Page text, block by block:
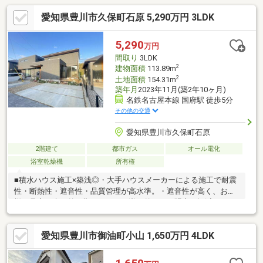
愛知県豊川市久保町石原 5,290万円 3LDK
5,290万円
間取り 3LDK
建物面積113.89m2
土地面積154.31m2
築年月 2023年11月(築2年10ヶ月)
名鉄名古屋本線 国府駅 徒歩5分
その他の交通
愛知県豊川市久保町石原
2階建て 都市ガス
オール電化
浴室乾燥機
所有権
■積水ハウス施工×築浅◎・大手ハウスメーカーによる施工で耐震
性・断熱性・遮音性・品質管理が高水準。・遮音性が高く、お子
す。■国府駅徒歩5分のアクセス◎・通勤・通学が便利で生活スト
レスを軽減♪■3LDK＋ダウンフロアで解放感あふれるLDK・ダウン
フロアのあるリビングは天井が高く感じられ奥行きと高級感があ
ります♪■グレーのクロスで落ち着きと高級感◎・グレーカラーが
ホテルライクで上質な雰囲気を演出。■優れた収納計画◎・生活
愛知県豊川市御油町小山 1,650万円 4LDK